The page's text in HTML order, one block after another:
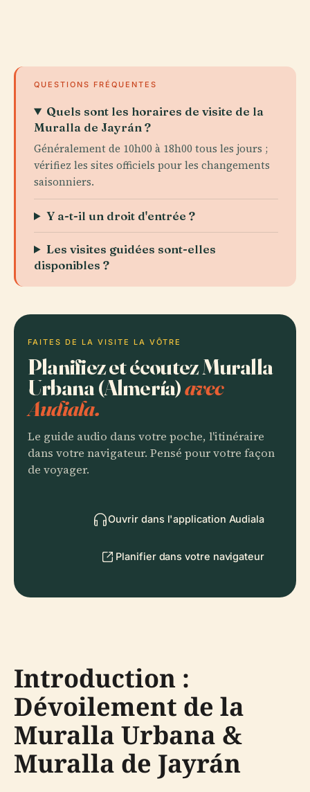
QUESTIONS FRÉQUENTES
Quels sont les horaires de visite de la
Muralla de Jayrán ?
Généralement de 10h00 à 18h00 tous les jours ;
vérifiez les sites officiels pour les changements
saisonniers.
Y a-t-il un droit d'entrée ?
Les visites guidées sont-elles
disponibles ?
FAITES DE LA VISITE LA VÔTRE
Planifiez et écoutez Muralla
Urbana (Almería)avec
Audiala.
Le guide audio dans votre poche, l'itinéraire
dans votre navigateur. Pensé pour votre façon
de voyager.
Ouvrir dans l'application Audiala
Planifier dans votre navigateur
Introduction :
Dévoilement de la
Muralla Urbana &
Muralla de Jayrán